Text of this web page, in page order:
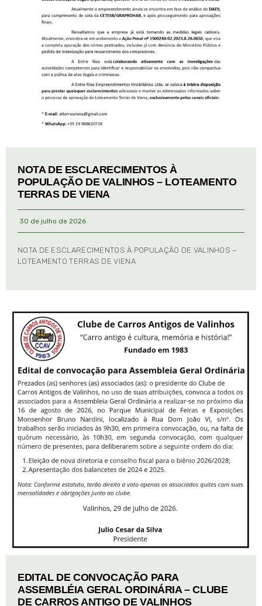
NOTA DE ESCLARECIMENTOS À
POPULAÇÃO DE VALINHOS – LOTEAMENTO
TERRAS DE VIENA
30 de julho de 2026
NOTA DE ESCLARECIMENTOS À POPULAÇÃO DE VALINHOS –
LOTEAMENTO TERRAS DE VIENA
EDITAL DE CONVOCAÇÃO PARA
ASSEMBLÉIA GERAL ORDINÁRIA – CLUBE
DE CARROS ANTIGO DE VALINHOS